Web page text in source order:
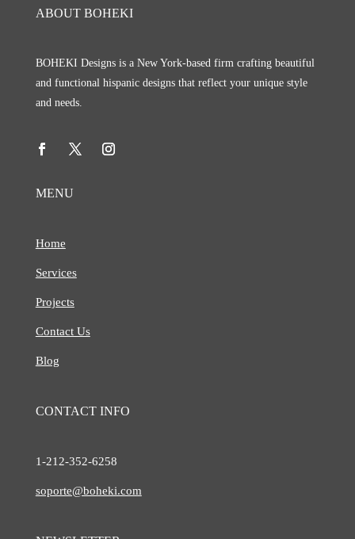
ABOUT BOHEKI
BOHEKI Designs is a New York-based firm crafting beautiful
and functional hispanic designs that reflect your unique style
and needs.
MENU
Home
Services
Projects
Contact Us
Blog
CONTACT INFO
1-212-352-6258
soporte@boheki.com